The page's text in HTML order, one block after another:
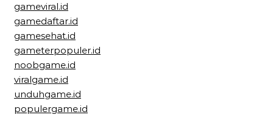
gameviral.id
gamedaftar.id
gamesehat.id
gameterpopuler.id
noobgame.id
viralgame.id
unduhgame.id
populergame.id